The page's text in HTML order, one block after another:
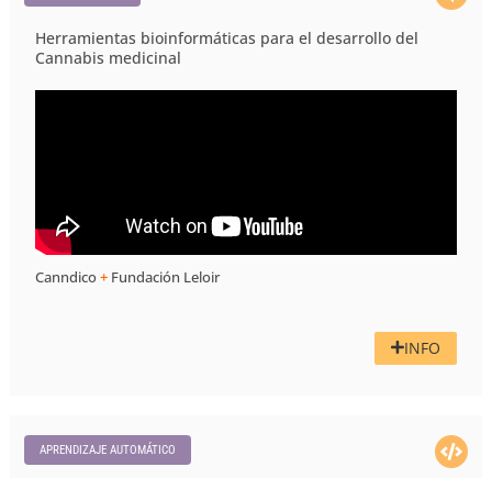
Herramientas bioinformáticas para el desarrollo del
Cannabis medicinal
Canndico+ Fundación Leloir
INFO
APRENDIZAJE AUTOMÁTICO